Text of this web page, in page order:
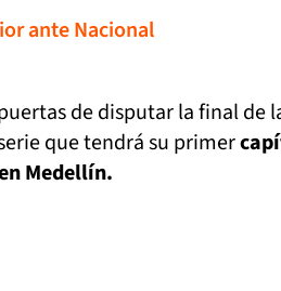
ante Nacional
de disputar la final de
que tendrá su primer
Medellín.